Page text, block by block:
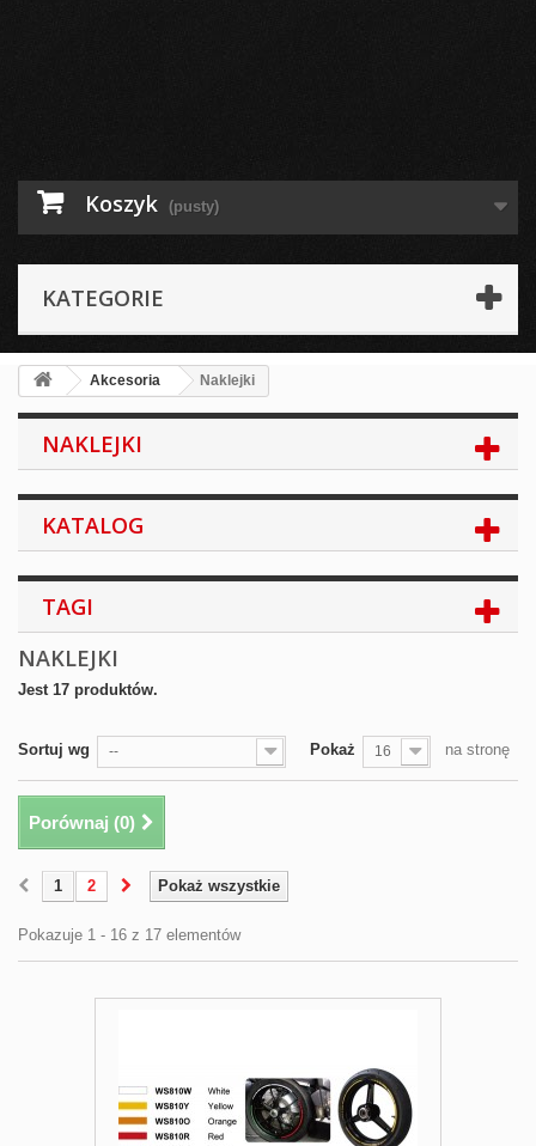
Koszyk (pusty)
KATEGORIE
Akcesoria Naklejki
NAKLEJKI
KATALOG
TAGI
NAKLEJKI
Jest 17 produktów.
Sortuj wg -- Pokaż 16 na stronę
Porównaj (0)
Pokaż wszystkie
1 2
Pokazuje 1 - 16 z 17 elementów